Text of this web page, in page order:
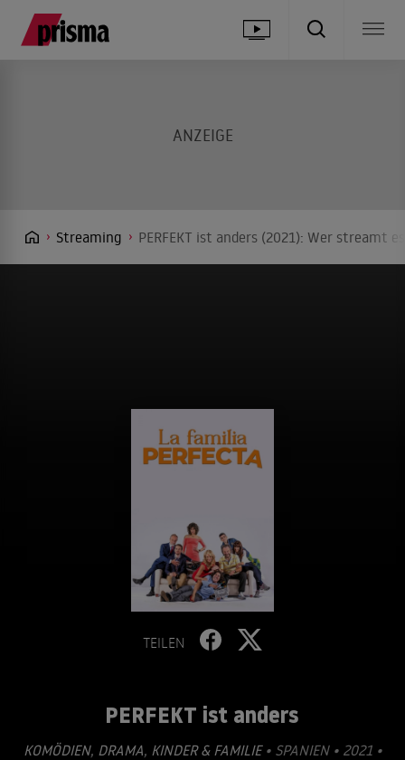
Streaming PERFEKT ist anders (2021): Wer streamt
TEILEN
PERFEKT ist anders
KOMÖDIEN, DRAMA, KINDER & FAMILIE• SPANIEN • 2021 •